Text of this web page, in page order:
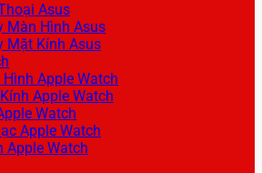
Asus
Màn Hình Asus
Mặt Kính Asus
Apple Watch
Apple Watch
Watch
Apple Watch
Apple Watch